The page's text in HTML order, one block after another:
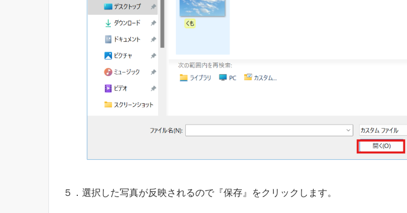
５．選択した写真が反映されるので『保存』をクリックします。